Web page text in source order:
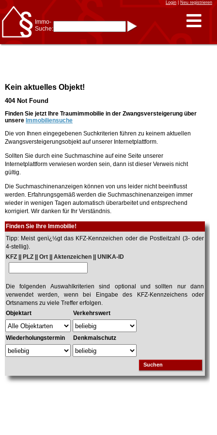
Login| Neu registrieren
Immo-
Suche:
* Suche verfeinern durch
Kombinieren
Frankfurt/Oder
am Main
Immobiliensuche
nach Kreis
nach Amtsgericht
Kein aktuelles Objekt!
404 Not Found
Finden Sie jetzt Ihre Traumimmobilie in der Zwangsversteigerung über
unsere Immobiliensuche
Die von Ihnen eingegebenen Suchkriterien führen zu keinem aktuellen
Zwangsversteigerungsobjekt auf unserer Internetplattform.
Sollten Sie durch eine Suchmaschine auf eine Seite unserer
Internetplattform verwiesen worden sein, dann ist dieser Verweis nicht
gültig.
Die Suchmaschinenanzeigen können von uns leider nicht beeinflusst
werden. Erfahrungsgemäß werden die Suchmaschinenanzeigen immer
wieder in wenigen Tagen automatisch überarbeitet und entsprechend
korrigiert. Wir danken für Ihr Verständnis.
Finden Sie Ihre Immobilie!
Tipp: Meist genï¿½gt das KFZ-Kennzeichen oder die Postleitzahl (3- oder
4-stellig).
KFZ || PLZ || Ort || Aktenzeichen || UNIKA-ID
Die folgenden Auswahlkriterien sind optional und sollten nur dann
verwendet werden, wenn bei Eingabe des KFZ-Kennzeichens oder
Ortsnamens zu viele Treffer erfolgen.
Objektart
Verkehrswert
Wiederholungstermin Denkmalschutz
Suchen